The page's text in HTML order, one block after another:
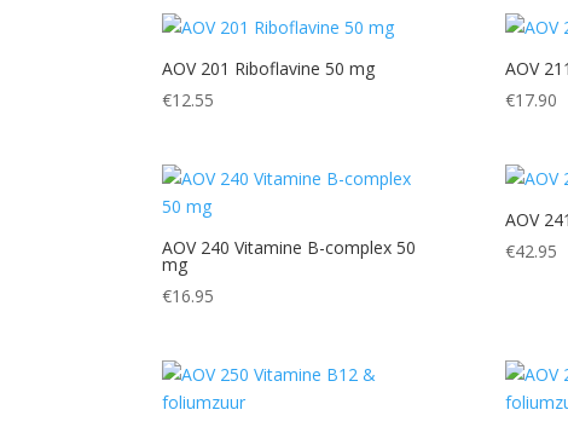
AOV 201 Riboflavine 50 mg
€12.55
AOV
€17.90
AOV 240 Vitamine B-complex 50
mg
€16.95
AOV
€42.95